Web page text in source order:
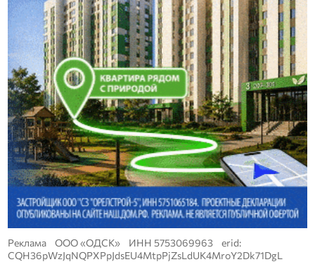
Реклама ООО «ОДСК» ИНН 5753069963 erid:
CQH36pWzJqNQPXPpJdsEU4MtpPjZsLdUK4MroY2Dk71DgL